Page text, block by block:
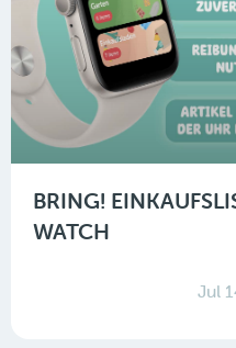
BRING!
WATCH
Jul